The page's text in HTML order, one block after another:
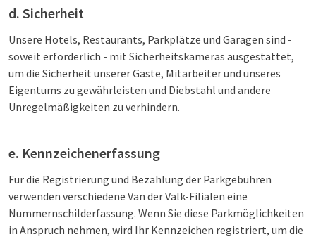
d. Sicherheit
Unsere Hotels, Restaurants, Parkplätze und Garagen sind -
soweit erforderlich - mit Sicherheitskameras ausgestattet,
um die Sicherheit unserer Gäste, Mitarbeiter und unseres
Eigentums zu gewährleisten und Diebstahl und andere
Unregelmäßigkeiten zu verhindern.
e. Kennzeichenerfassung
Für die Registrierung und Bezahlung der Parkgebühren
verwenden verschiedene Van der Valk-Filialen eine
Nummernschilderfassung. Wenn Sie diese Parkmöglichkeiten
in Anspruch nehmen, wird Ihr Kennzeichen registriert, um die